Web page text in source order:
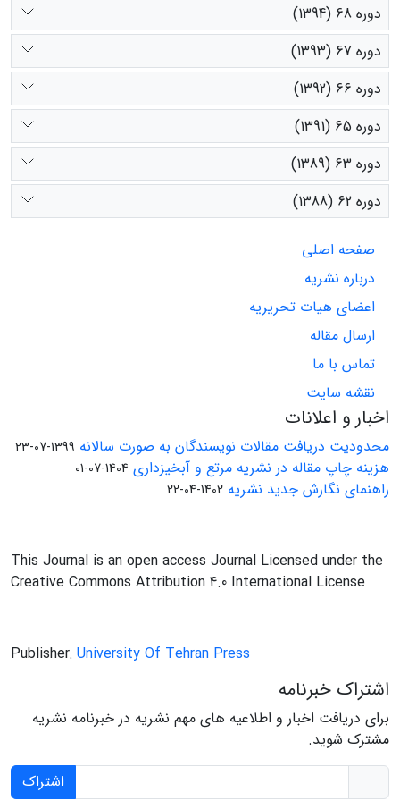
دوره 68 (1394)
دوره 67 (1393)
دوره 66 (1392)
دوره 65 (1391)
دوره 63 (1389)
دوره 62 (1388)
صفحه اصلی
درباره نشریه
اعضای هیات تحریریه
ارسال مقاله
تماس با ما
نقشه سایت
اخبار و اعلانات
محدودیت دریافت مقالات نویسندگان به صورت سالانه 1399-07-23
هزینه چاپ مقاله در نشریه مرتع و آبخیزداری 1404-07-01
راهنمای نگارش جدید نشریه 1402-04-22
This Journal is an open access Journal Licensed under the
Creative Commons Attribution 4.0 International License
Publisher: University Of Tehran Press
اشتراک خبرنامه
برای دریافت اخبار و اطلاعیه های مهم نشریه در خبرنامه نشریه
مشترک شوید.
اشتراک